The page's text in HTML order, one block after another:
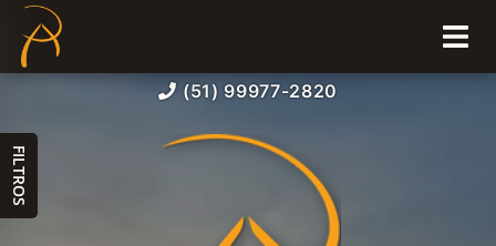
(51) 99977-2820
FILTROS